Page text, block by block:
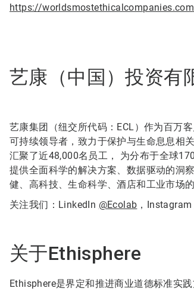
https://
艺康（中国）投资有
艺康集团（纽交所代码：ECL）作为百万
可持续领导者，致力于保护与生命息息相
汇聚了近48,000名员工， 为分布于全球
提供全面科学的解决方案、数据驱动的洞
健、高科技、生命科学、酒店和工业市场
关注我们：LinkedIn @Ecolab ，Instagram
关于Ethisphere
Ethisphere是界定和推进商业道德标准实